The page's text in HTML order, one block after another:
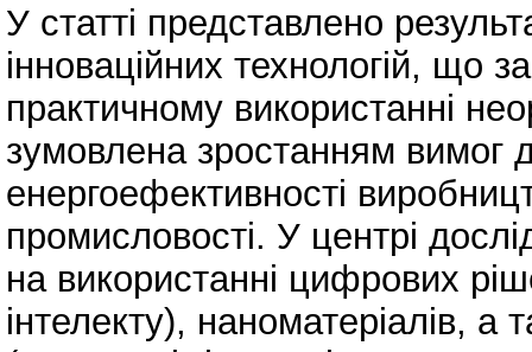
У статті представлено
інноваційних технологій, що
практичному використанні
зумовлена зростанням вимог
енергоефективності
промисловості. У центрі
на використанні цифрових
інтелекту), наноматеріалів, а